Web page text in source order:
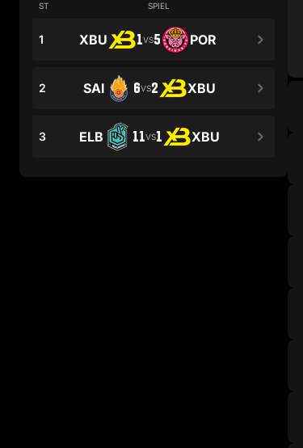
ST SPIEL
1 XBU 1VS5 POR
2 SAI 6VS2 XBU
3 ELB 11VS1 XBU